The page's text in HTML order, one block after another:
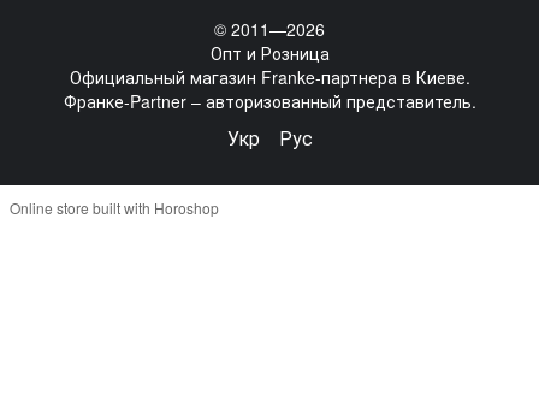
© 2011—2026
Опт и Розница
Официальный магазин Franke-партнера в Киеве.
Франке-Partner – авторизованный представитель.
Укр Рус
Online store built with Horoshop